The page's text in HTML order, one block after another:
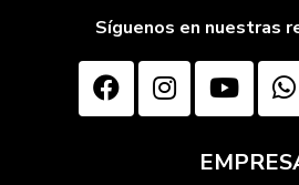
Síguenos en nuestras